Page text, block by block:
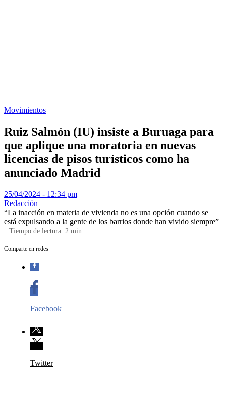
Movimientos
Ruiz Salmón (IU) insiste a Buruaga para
que aplique una moratoria en nuevas
licencias de pisos turísticos como ha
anunciado Madrid
25/04/2024 - 12:34 pm
Redacción
“La inacción en materia de vivienda no es una opción cuando se
está expulsando a la gente de los barrios donde han vivido siempre”
Tiempo de lectura: 2 min
Comparte en redes
Facebook
Twitter